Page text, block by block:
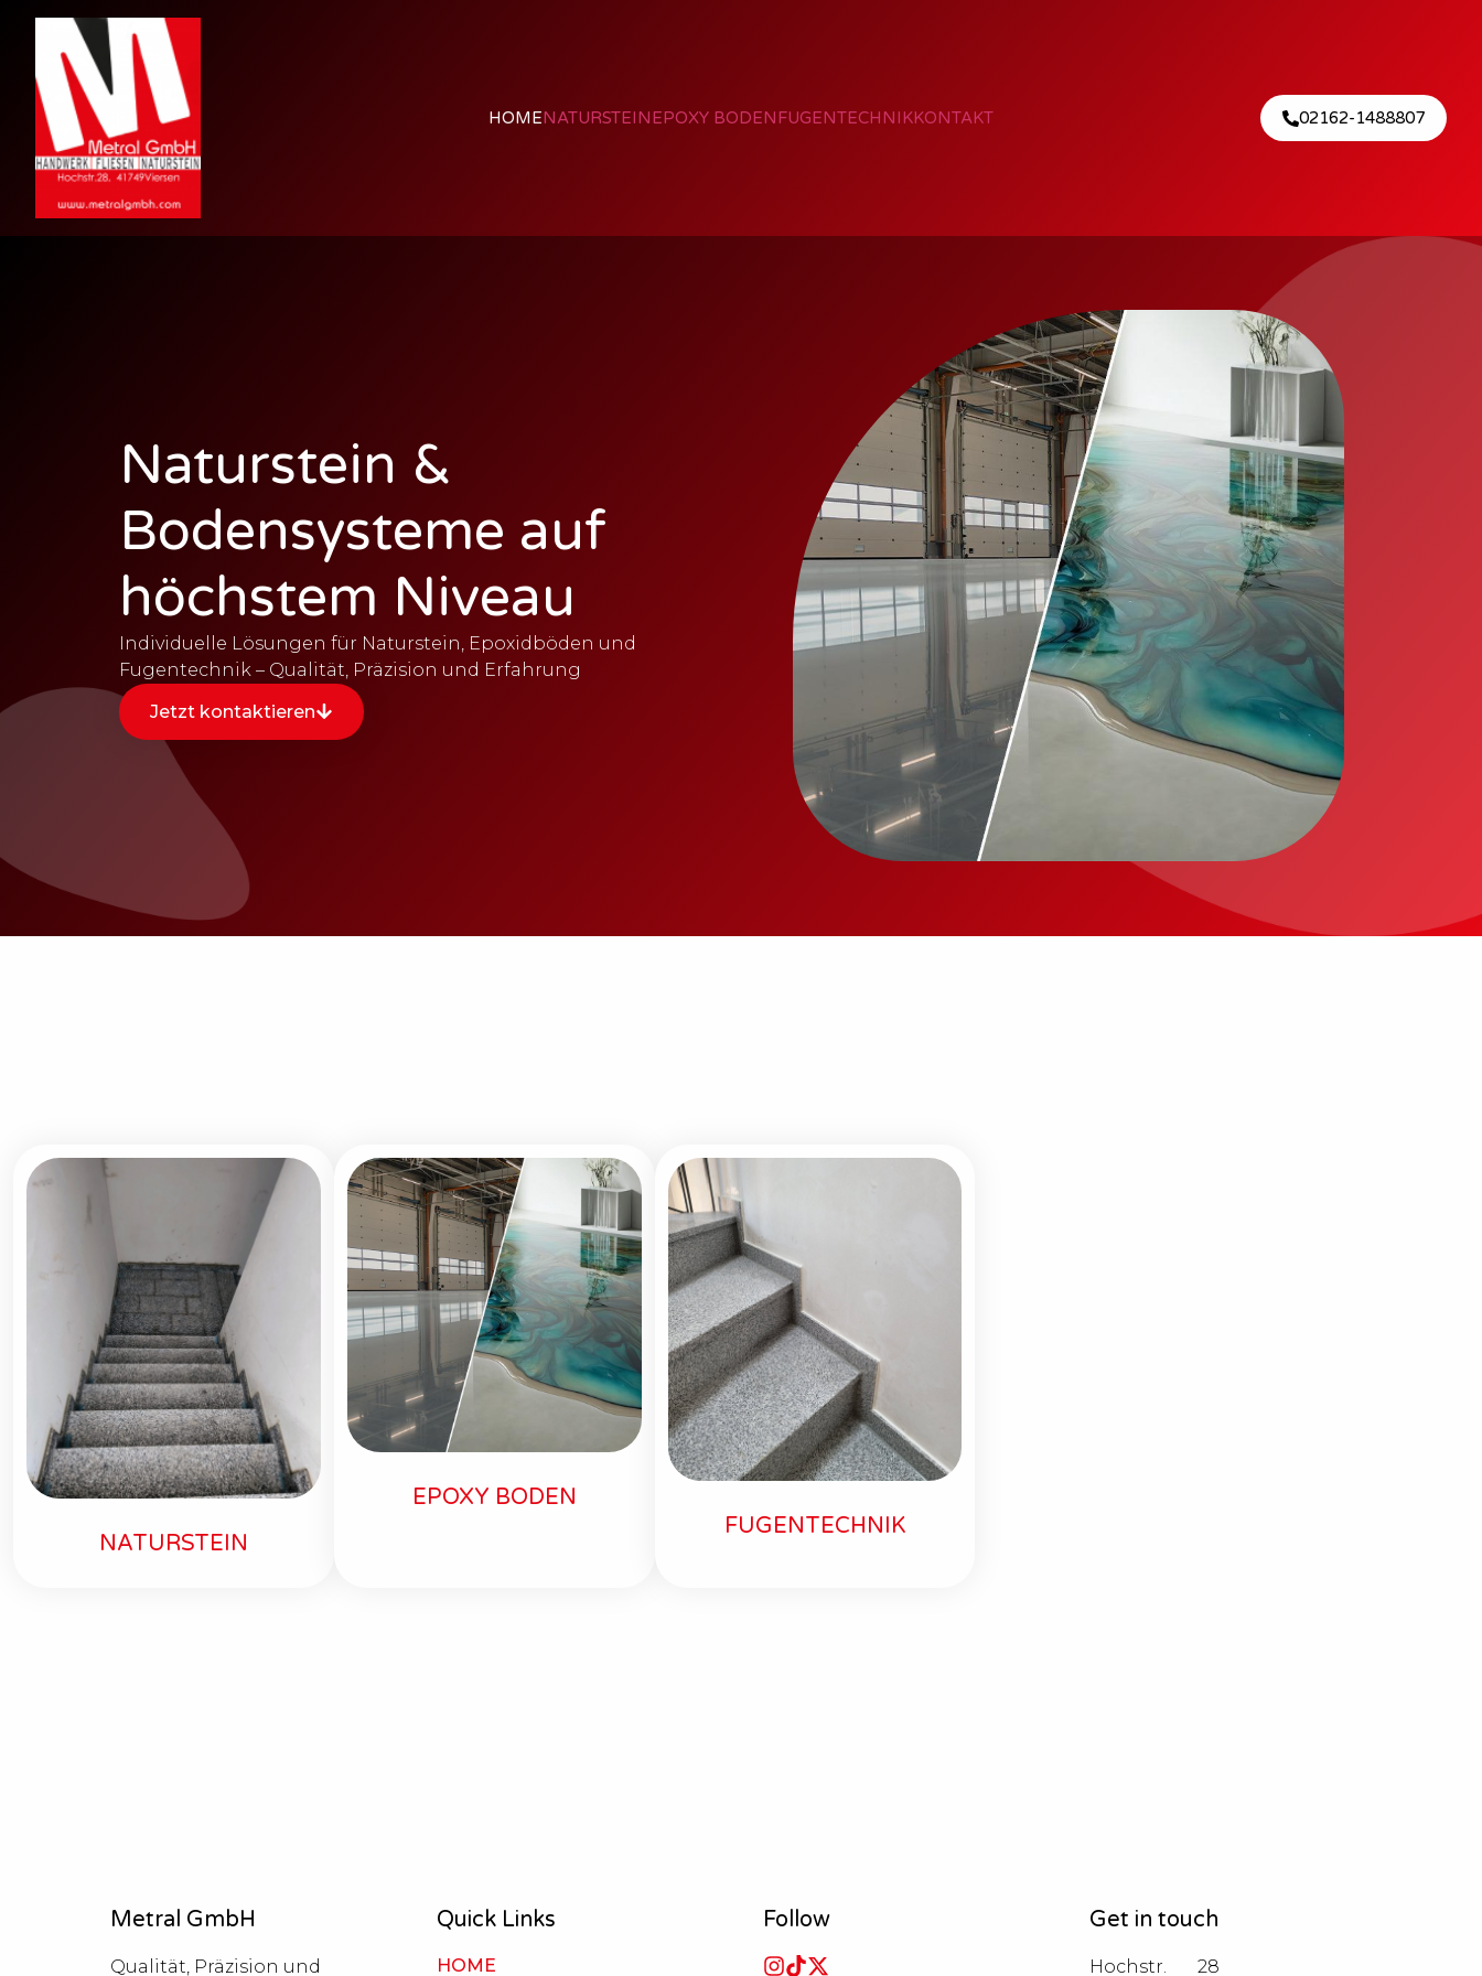
HOMENATURSTEINEPOXY BODENFUGENTECHNIKKONTAKT 02162-1488807
Naturstein &
Bodensysteme auf
höchstem Niveau
Individuelle Lösungen für Naturstein, Epoxidböden und
Fugentechnik – Qualität, Präzision und Erfahrung
Jetzt kontaktieren
NATURSTEIN
EPOXY BODEN
FUGENTECHNIK
Metral GmbH
Qualität, Präzision und
Quick Links
HOME
Follow Get in touch
Hochstr.       28